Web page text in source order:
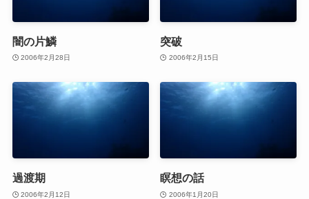
闇の片鱗
2006年2月28日
突破
2006年2月15日
過渡期
2006年2月12日
瞑想の話
2006年1月20日